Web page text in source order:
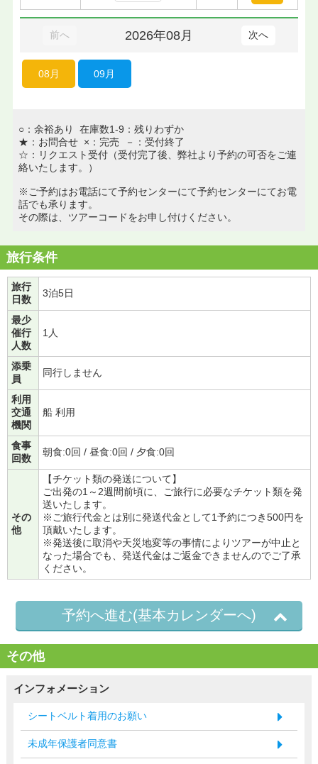
前へ 2026年08月 次へ
08月 09月
○：余裕あり 在庫数1-9：残りわずか
★：お問合せ ×：完売 －：受付終了
☆：リクエスト受付（受付完了後、弊社より予約の可否をご連
絡いたします。）
※ご予約はお電話にて予約センターにて予約センターにてお電
話でも承ります。
その際は、ツアーコードをお申し付けください。
旅行条件
旅行
日数
3泊5日
最少
催行
人数
1人
添乗
員
同行しません
利用
交通
機関
船 利用
食事
回数
朝食:0回 / 昼食:0回 / 夕食:0回
その
他
【チケット類の発送について】
ご出発の1～2週間前頃に、ご旅行に必要なチケット類を発
送いたします。
※ご旅行代金とは別に発送代金として1予約につき500円を
頂戴いたします。
※発送後に取消や天災地変等の事情によりツアーが中止と
なった場合でも、発送代金はご返金できませんのでご了承
ください。
予約へ進む(基本カレンダーへ)
その他
インフォメーション
シートベルト着用のお願い
未成年保護者同意書